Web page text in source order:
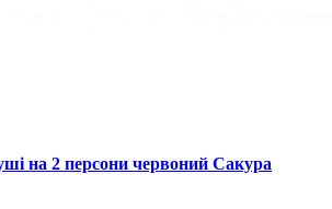
на 2 персони червоний Сакура